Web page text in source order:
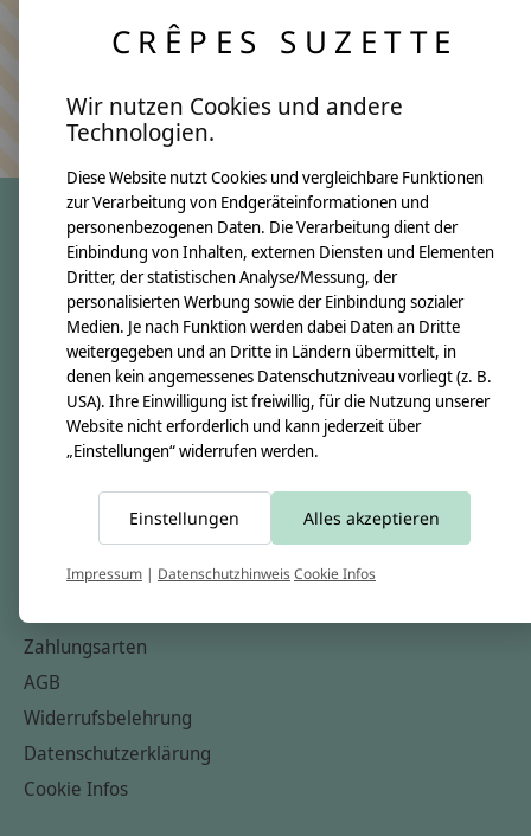
Keine Sorge, wir übertreiben es nicht
crêpes suzette
Über uns
Unsere Creppies
Nähkästchen
Unsere Stoffe
Impressum
Informationen
Kontakt
Zahlungsarten
AGB
Widerrufsbelehrung
Datenschutzerklärung
Cookie Infos
CRÊPES SUZETTE
Wir nutzen Cookies und andere
Technologien.
Diese Website nutzt Cookies und vergleichbare Funktionen
zur Verarbeitung von Endgeräteinformationen und
personenbezogenen Daten. Die Verarbeitung dient der
Einbindung von Inhalten, externen Diensten und Elementen
Dritter, der statistischen Analyse/Messung, der
personalisierten Werbung sowie der Einbindung sozialer
Medien. Je nach Funktion werden dabei Daten an Dritte
weitergegeben und an Dritte in Ländern übermittelt, in
denen kein angemessenes Datenschutzniveau vorliegt (z. B.
USA). Ihre Einwilligung ist freiwillig, für die Nutzung unserer
Website nicht erforderlich und kann jederzeit über
„Einstellungen“ widerrufen werden.
Einstellungen Alles akzeptieren
Impressum | DatenschutzhinweisCookie Infos